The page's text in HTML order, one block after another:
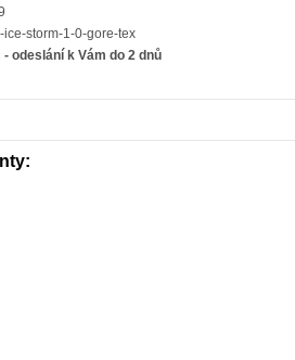
ice-storm-1-0-gore-tex
- odeslání k Vám do 2 dnů